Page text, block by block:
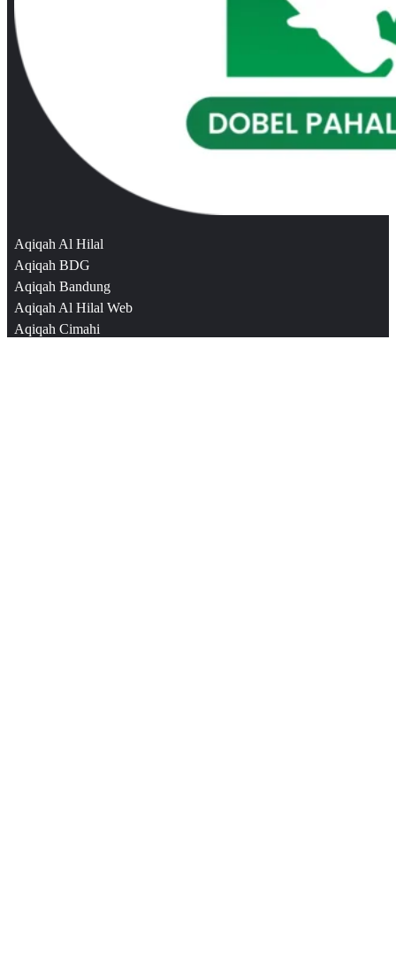
Aqiqah Al Hilal
Aqiqah BDG
Aqiqah Bandung
Aqiqah Al Hilal Web
Aqiqah Cimahi